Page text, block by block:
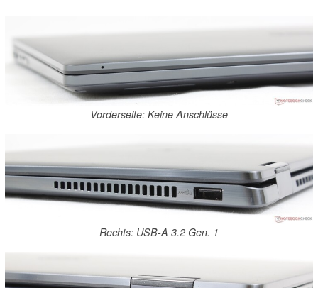
Vorderseite: Keine Anschlüsse
Rechts: USB-A 3.2 Gen. 1